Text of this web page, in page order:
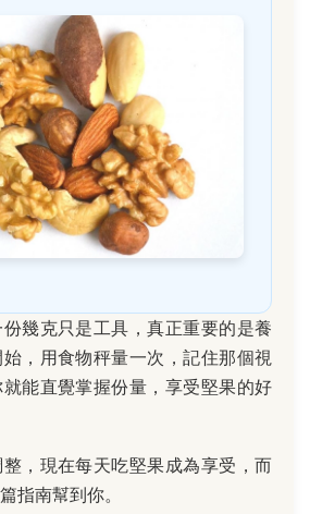
幾克只是工具，真正重要的是養
，用食物秤量一次，記住那個視
能直覺掌握份量，享受堅果的好
，現在每天吃堅果成為享受，而
指南幫到你。